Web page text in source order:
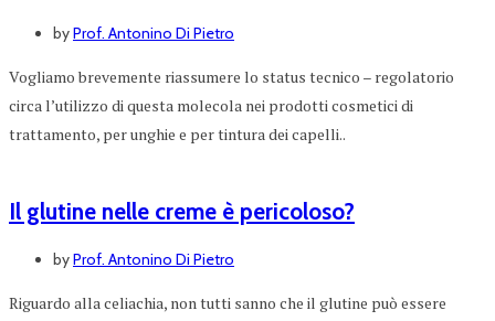
byProf. Antonino Di Pietro
Vogliamo brevemente riassumere lo status tecnico – regolatorio
circa l’utilizzo di questa molecola nei prodotti cosmetici di
trattamento, per unghie e per tintura dei capelli..
Il glutine nelle creme è pericoloso?
byProf. Antonino Di Pietro
Riguardo alla celiachia, non tutti sanno che il glutine può essere